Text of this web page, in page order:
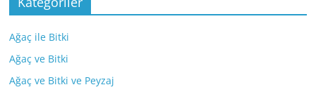
Ağaç ile Bitki
Ağaç ve Bitki
Ağaç ve Bitki ve Peyzaj